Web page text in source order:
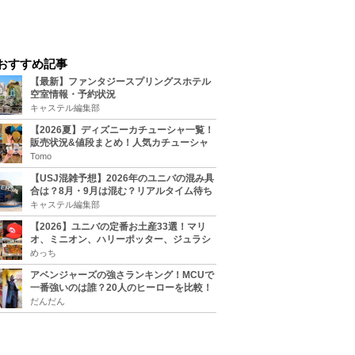
すすめ記事
【最新】ファンタジースプリングスホテル
空室情報・予約状況
キャステル編集部
【2026夏】ディズニーカチューシャ一覧！
販売状況&値段まとめ！人気カチューシャ
をチェック
Tomo
【USJ混雑予想】2026年のユニバの混み具
合は？8月・9月は混む？リアルタイム待ち
時間アプリも
キャステル編集部
【2026】ユニバの定番お土産33選！マリ
オ、ミニオン、ハリーポッター、ジュラシ
ックパーク、セサミ、SINGなどのグッズ情
報
めっち
アベンジャーズの強さランキング！MCUで
一番強いのは誰？20人のヒーローを比較！
だんだん